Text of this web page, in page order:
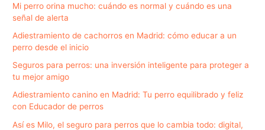
Mi perro orina mucho: cuándo es normal y cuándo es una
señal de alerta
Adiestramiento de cachorros en Madrid: cómo educar a un
perro desde el inicio
Seguros para perros: una inversión inteligente para proteger a
tu mejor amigo
Adiestramiento canino en Madrid: Tu perro equilibrado y feliz
con Educador de perros
Así es Milo, el seguro para perros que lo cambia todo: digital,